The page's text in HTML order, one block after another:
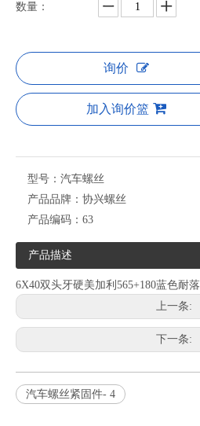
数量：
询价
加入询价篮
型号： 汽车螺丝
产品品牌： 协兴螺丝
产品编码： 63
产品描述
6X40双头牙硬美加利565+180蓝色耐落
上一条:
下一条:
汽车螺丝紧固件- 4